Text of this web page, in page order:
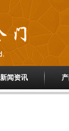
新闻资讯